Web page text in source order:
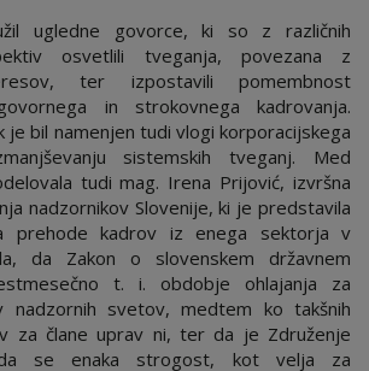
ugledne govorce, ki so z različnih
osvetlili tveganja, povezana z
ter izpostavili pomembnost
in strokovnega kadrovanja.
je bil namenjen tudi vlogi korporacijskega
sistemskih tveganj. Med
tudi mag. Irena Prijović, izvršna
nadzornikov Slovenije, ki je predstavila
prehode kadrov iz enega sektorja v
da Zakon o slovenskem državnem
t. i. obdobje ohlajanja za
nadzornih svetov, medtem ko takšnih
za člane uprav ni, ter da je Združenje
se enaka strogost, kot velja za